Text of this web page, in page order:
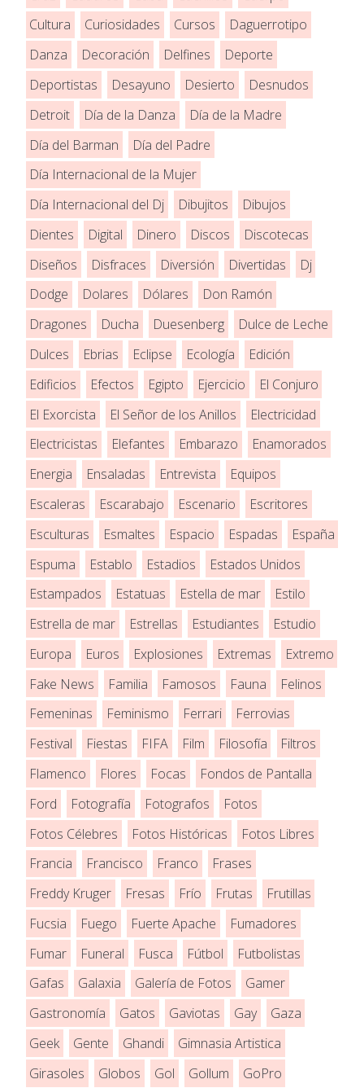
Cultura
Curiosidades Cursos
Daguerrotipo
Danza
Decoración Delfines
Deporte
Deportistas
Desayuno Desierto
Desnudos
Detroit
Día de la Danza
Día de la Madre
Día del Barman
Día del Padre
Día Internacional de la Mujer
Día Internacional del Dj
Dibujitos
Dibujos
Dientes
Digital Dinero Discos
Discotecas
Diseños
Disfraces Diversión Divertidas
Dj
Dodge
Dolares Dólares
Don Ramón
Dragones
Ducha Duesenberg
Dulce de Leche
Dulces
Ebrias Eclipse Ecología
Edición
Edificios
Efectos Egipto Ejercicio
El Conjuro
El Exorcista
El Señor de los Anillos
Electricidad
Electricistas
Elefantes Embarazo
Enamorados
Energia
Ensaladas Entrevista
Equipos
Escaleras
Escarabajo Escenario
Escritores
Esculturas
Esmaltes Espacio Espadas
España
Espuma
Establo Estadios
Estados Unidos
Estampados
Estatuas Estella de mar
Estilo
Estrella de mar
Estrellas Estudiantes
Estudio
Europa
Euros Explosiones Extremas
Extremo
Fake News
Familia Famosos Fauna
Felinos
Femeninas
Feminismo Ferrari
Ferrovias
Festival
Fiestas FIFA Film Filosofía
Filtros
Flamenco
Flores Focas
Fondos de Pantalla
Ford
Fotografía Fotografos
Fotos
Fotos Célebres
Fotos Históricas
Fotos Libres
Francia
Francisco Franco
Frases
Freddy Kruger
Fresas Frío Frutas
Frutillas
Fucsia
Fuego Fuerte Apache
Fumadores
Fumar
Funeral Fusca Fútbol
Futbolistas
Gafas
Galaxia Galería de Fotos
Gamer
Gastronomía
Gatos Gaviotas Gay
Gaza
Geek
Gente Ghandi
Gimnasia Artistica
Girasoles
Globos Gol Gollum
GoPro